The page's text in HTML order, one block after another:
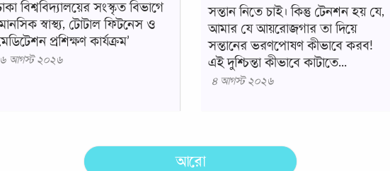
বিশ্ববিদ্যালয়ের সংস্কৃত বিভাগে
স্বাস্থ্য, টোটাল ফিটনেস ও
প্রশিক্ষণ কার্যক্রম’
৬ আগস্ট ২০২৬
সন্তান নিতে চাই। কিন্তু টেনশন হয় যে,
আমার যে আয়রোজগার তা দিয়ে
সন্তানের ভরণপোষণ কীভাবে করব!
এই দুশ্চিন্তা কীভাবে কাটাতে...
৪ আগস্ট ২০২৬
আরো